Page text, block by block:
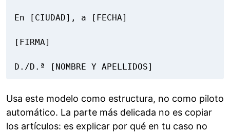
En [CIUDAD], a [FECHA]
[FIRMA]
D./D.ª [NOMBRE Y APELLIDOS]
Usa este modelo como estructura, no como piloto
automático. La parte más delicada no es copiar
los artículos: es explicar por qué en tu caso no